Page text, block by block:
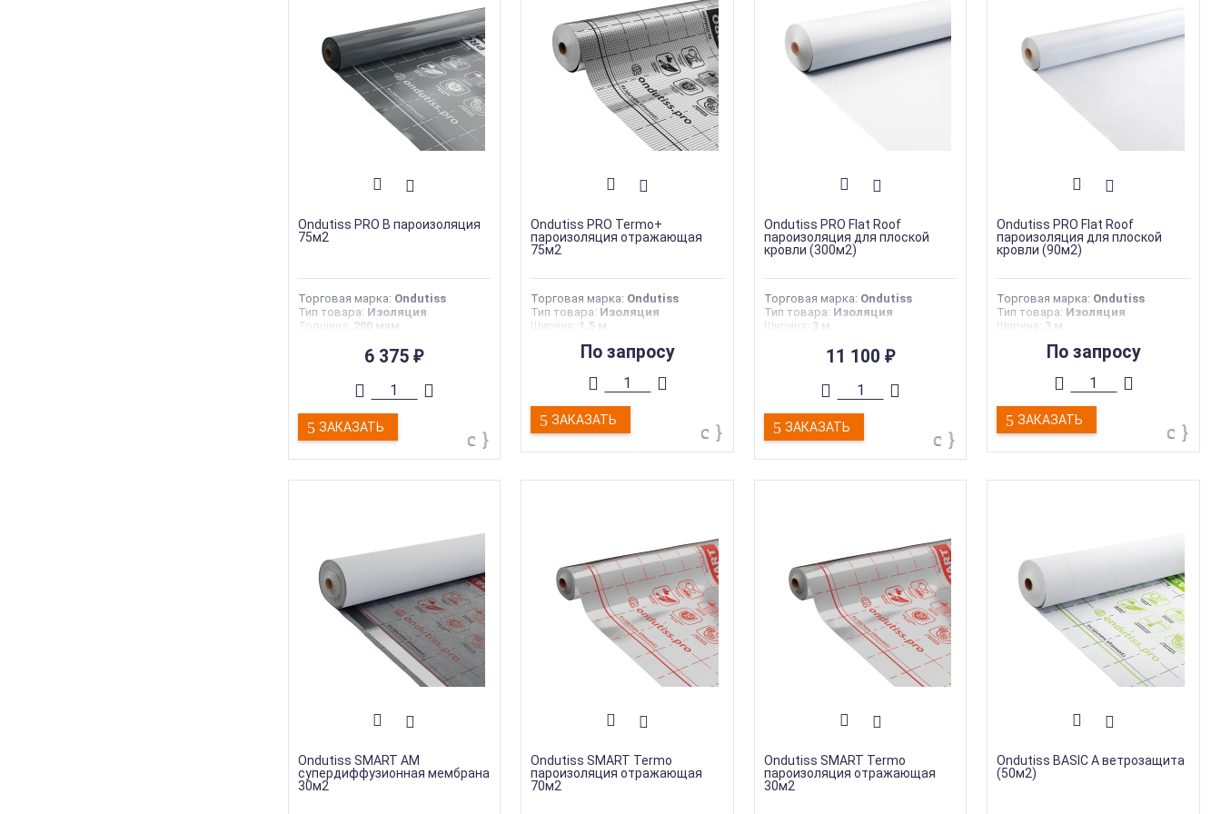
Ondutiss PRO B пароизоляция
75м2
Торговая марка: Ondutiss
Тип товара: Изоляция
Толщина : 200 мкм
6 375₽
ЗАКАЗАТЬ
Ondutiss PRO Termo+
пароизоляция отражающая
75м2
Торговая марка: Ondutiss
Тип товара: Изоляция
Ширина : 1,5 м
Страна производства:Россия
По запросу
ЗАКАЗАТЬ
Ondutiss PRO Flat Roof
пароизоляция для плоской
кровли (300м2)
Торговая марка: Ondutiss
Тип товара: Изоляция
Ширина : 3 м
Страна производства:Россия
11 100₽
ЗАКАЗАТЬ
Ondutiss PRO Flat Roof
пароизоляция для плоской
кровли (90м2)
Торговая марка: Ondutiss
Тип товара: Изоляция
Ширина : 3 м
Страна производства:Россия
По запросу
ЗАКАЗАТЬ
Ondutiss SMART AM
супердиффузионная мембрана
30м2
Ondutiss SMART Termo
пароизоляция отражающая
70м2
Ondutiss SMART Termo
пароизоляция отражающая
30м2
Ondutiss BASIC A ветрозащита
(50м2)